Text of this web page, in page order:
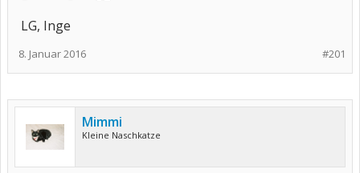
LG, Inge
#201
8. Januar 2016
Mimmi
Kleine Naschkatze